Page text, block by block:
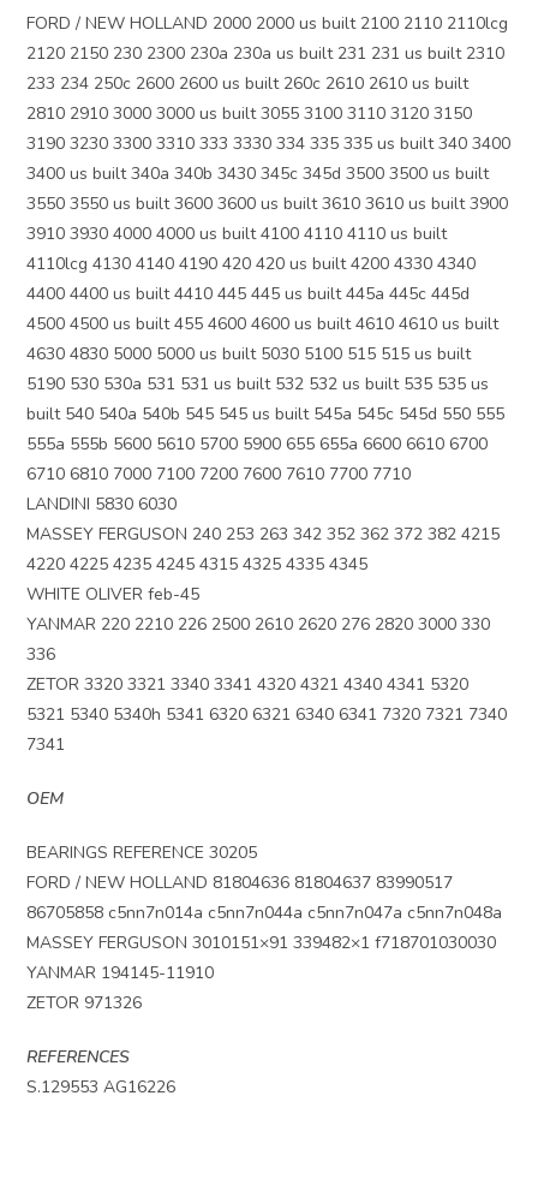
FORD / NEW HOLLAND 2000 2000 us built 2100 2110 2110lcg
2120 2150 230 2300 230a 230a us built 231 231 us built 2310
233 234 250c 2600 2600 us built 260c 2610 2610 us built
2810 2910 3000 3000 us built 3055 3100 3110 3120 3150
3190 3230 3300 3310 333 3330 334 335 335 us built 340 3400
3400 us built 340a 340b 3430 345c 345d 3500 3500 us built
3550 3550 us built 3600 3600 us built 3610 3610 us built 3900
3910 3930 4000 4000 us built 4100 4110 4110 us built
4110lcg 4130 4140 4190 420 420 us built 4200 4330 4340
4400 4400 us built 4410 445 445 us built 445a 445c 445d
4500 4500 us built 455 4600 4600 us built 4610 4610 us built
4630 4830 5000 5000 us built 5030 5100 515 515 us built
5190 530 530a 531 531 us built 532 532 us built 535 535 us
built 540 540a 540b 545 545 us built 545a 545c 545d 550 555
555a 555b 5600 5610 5700 5900 655 655a 6600 6610 6700
6710 6810 7000 7100 7200 7600 7610 7700 7710
LANDINI 5830 6030
MASSEY FERGUSON 240 253 263 342 352 362 372 382 4215
4220 4225 4235 4245 4315 4325 4335 4345
WHITE OLIVER feb-45
YANMAR 220 2210 226 2500 2610 2620 276 2820 3000 330
336
ZETOR 3320 3321 3340 3341 4320 4321 4340 4341 5320
5321 5340 5340h 5341 6320 6321 6340 6341 7320 7321 7340
7341
OEM
BEARINGS REFERENCE 30205
FORD / NEW HOLLAND 81804636 81804637 83990517
86705858 c5nn7n014a c5nn7n044a c5nn7n047a c5nn7n048a
MASSEY FERGUSON 3010151×91 339482×1 f718701030030
YANMAR 194145-11910
ZETOR 971326
REFERENCES
S.129553 AG16226